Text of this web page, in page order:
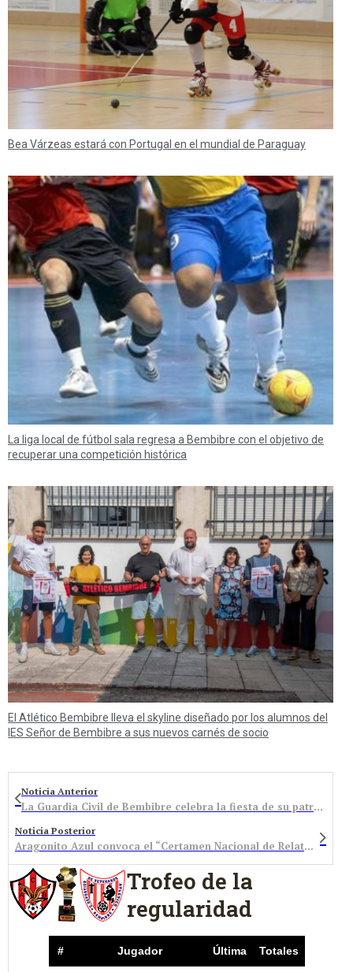
Bea Várzeas estará con Portugal en el mundial de Paraguay
La liga local de fútbol sala regresa a Bembibre con el objetivo de
recuperar una competición histórica
El Atlético Bembibre lleva el skyline diseñado por los alumnos del
IES Señor de Bembibre a sus nuevos carnés de socio
Noticia Anterior
La Guardia Civil de Bembibre celebra la fiesta de su patrona ratificando el apoyo y colaboración de la sociedad e instituciones del Bierzo Alto
Noticia Posterior
Aragonito Azul convoca el “Certamen Nacional de Relatos Cortos sobre la Minería del Carbón”
Trofeo de la
regularidad
# Jugador Última Totales